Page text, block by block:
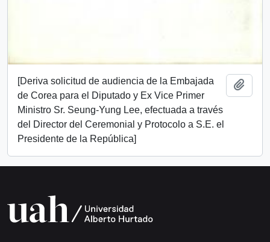
[Deriva solicitud de audiencia de la Embajada
de Corea para el Diputado y Ex Vice Primer
Ministro Sr. Seung-Yung Lee, efectuada a través
del Director del Ceremonial y Protocolo a S.E. el
Presidente de la República]